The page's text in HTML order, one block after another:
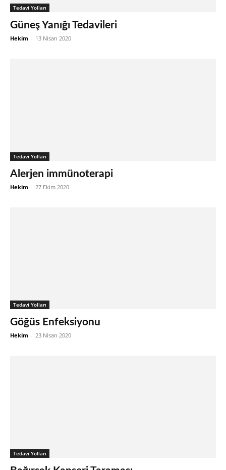
Tedavi Yolları
Güneş Yanığı Tedavileri
Hekim - 13 Nisan 2020
Tedavi Yolları
Alerjen immünoterapi
Hekim - 27 Ekim 2020
Tedavi Yolları
Göğüs Enfeksiyonu
Hekim - 23 Nisan 2020
Tedavi Yolları